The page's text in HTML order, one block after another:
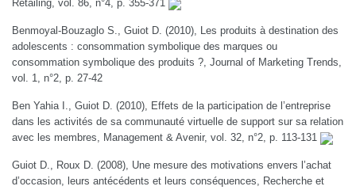
Retailing, vol. 86, n°4, p. 355-371
Benmoyal-Bouzaglo S., Guiot D. (2010), Les produits à destination des
adolescents : consommation symbolique des marques ou
consommation symbolique des produits ?, Journal of Marketing Trends,
vol. 1, n°2, p. 27-42
Ben Yahia I., Guiot D. (2010), Effets de la participation de l’entreprise
dans les activités de sa communauté virtuelle de support sur sa relation
avec les membres, Management & Avenir, vol. 32, n°2, p. 113-131
Guiot D., Roux D. (2008), Une mesure des motivations envers l’achat
d’occasion, leurs antécédents et leurs conséquences, Recherche et